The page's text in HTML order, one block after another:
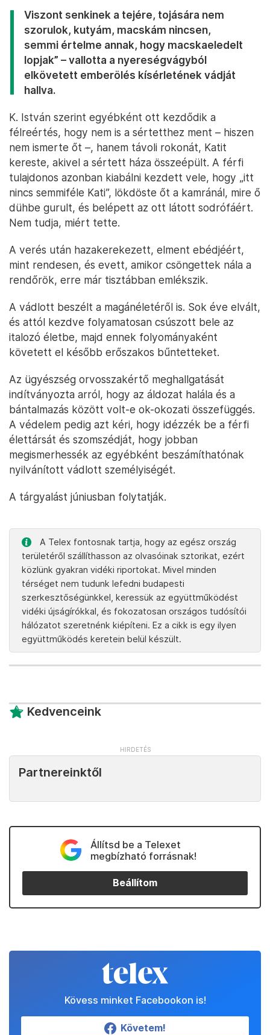
Viszont senkinek a tejére, tojására nem
szorulok, kutyám, macskám nincsen,
semmi értelme annak, hogy macskaeledelt
lopjak” – vallotta a nyereségvágyból
elkövetett emberölés kísérletének vádját
hallva.
K. István szerint egyébként ott kezdődik a
félreértés, hogy nem is a sértetthez ment – hiszen
nem ismerte őt –, hanem távoli rokonát, Katit
kereste, akivel a sértett háza összeépült. A férfi
tulajdonos azonban kiabálni kezdett vele, hogy „itt
nincs semmiféle Kati”, lökdöste őt a kamránál, mire ő
dühbe gurult, és belépett az ott látott sodrófáért.
Nem tudja, miért tette.
A verés után hazakerekezett, elment ebédjéért,
mint rendesen, és evett, amikor csöngettek nála a
rendőrök, erre már tisztábban emlékszik.
A vádlott beszélt a magánéletéről is. Sok éve elvált,
és attól kezdve folyamatosan csúszott bele az
italozó életbe, majd ennek folyományaként
követett el később erőszakos bűntetteket.
Az ügyészség orvosszakértő meghallgatását
indítványozta arról, hogy az áldozat halála és a
bántalmazás között volt-e ok-okozati összefüggés.
A védelem pedig azt kéri, hogy idézzék be a férfi
élettársát és szomszédját, hogy jobban
megismerhessék az egyébként beszámíthatónak
nyilvánított vádlott személyiségét.
A tárgyalást júniusban folytatják.
A Telex fontosnak tartja, hogy az egész ország
területéről szállíthasson az olvasóinak sztorikat, ezért
közlünk gyakran vidéki riportokat. Mivel minden
térséget nem tudunk lefedni budapesti
szerkesztőségünkkel, keressük az együttműködést
vidéki újságírókkal, és fokozatosan országos tudósítói
hálózatot szeretnénk kiépíteni. Ez a cikk is egy ilyen
együttműködés keretein belül készült.
Kedvenceink
Partnereinktől
Állítsd be a Telexet
megbízható forrásnak!
Beállítom
Kövess minket Facebookon is!
Követem!